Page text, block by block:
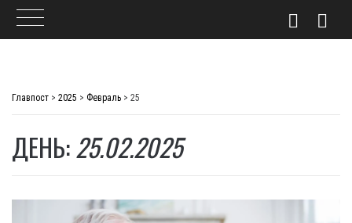
Главпост > 2025 > Февраль > 25
ДЕНЬ:25.02.2025